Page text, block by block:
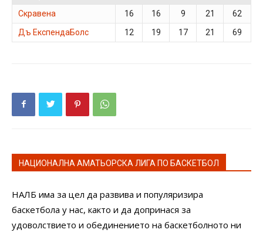
Скравена
16 16 9 21
62
Дъ ЕкспендаБолс
12 19 17 21 69
НАЦИОНАЛНА АМАТЬОРСКА ЛИГА ПО БАСКЕТБОЛ
НАЛБ има за цел да развива и популяризира
баскетбола у нас, както и да допринася за
удоволствието и обединението на баскетболното ни